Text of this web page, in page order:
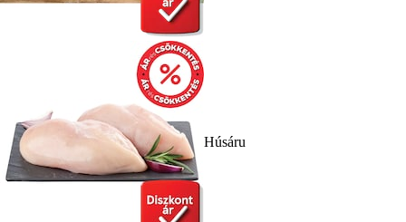
Húsáru